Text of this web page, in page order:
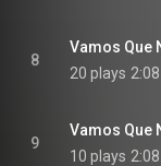
8
20 plays 2:08
9
10 plays 2:08